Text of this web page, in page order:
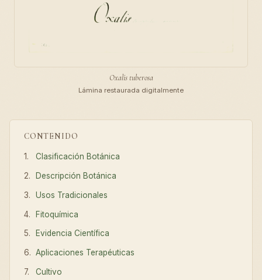
CONTENIDO
Clasificación Botánica
Descripción Botánica
Usos Tradicionales
Fitoquímica
Evidencia Científica
Aplicaciones Terapéuticas
Cultivo
Oxalis tuberosa
Lámina restaurada digitalmente